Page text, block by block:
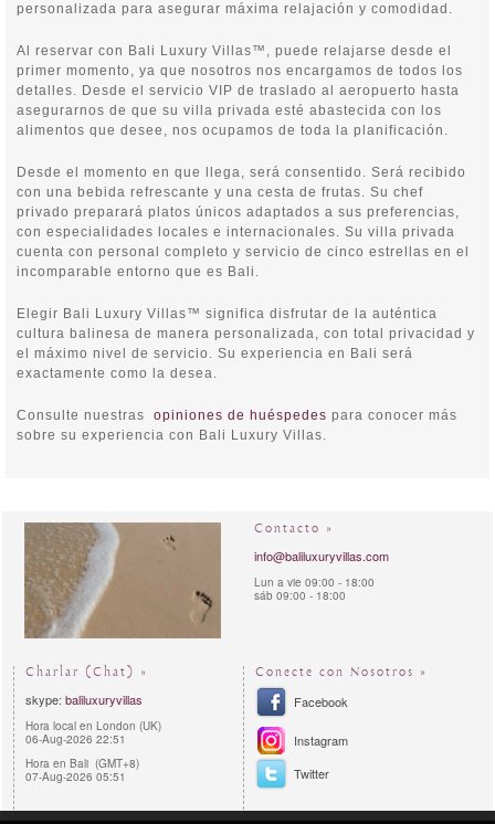
personalizada para asegurar máxima relajación y comodidad.
Al reservar con Bali Luxury Villas™, puede relajarse desde el
primer momento, ya que nosotros nos encargamos de todos los
detalles. Desde el servicio VIP de traslado al aeropuerto hasta
asegurarnos de que su villa privada esté abastecida con los
alimentos que desee, nos ocupamos de toda la planificación.
Desde el momento en que llega, será consentido. Será recibido
con una bebida refrescante y una cesta de frutas. Su chef
privado preparará platos únicos adaptados a sus preferencias,
con especialidades locales e internacionales. Su villa privada
cuenta con personal completo y servicio de cinco estrellas en el
incomparable entorno que es Bali.
Elegir Bali Luxury Villas™ significa disfrutar de la auténtica
cultura balinesa de manera personalizada, con total privacidad y
el máximo nivel de servicio. Su experiencia en Bali será
exactamente como la desea.
Consulte nuestras opiniones de huéspedes para conocer más
sobre su experiencia con Bali Luxury Villas.
Contacto »
info@baliluxuryvillas.com
Lun a vie 09:00 - 18:00
sáb 09:00 - 18:00
Charlar (Chat) »
skype: baliluxuryvillas
Hora local en London (UK)
06-Aug-2026 22:51
Hora en Bali (GMT+8)
07-Aug-2026 05:51
Conecte con Nosotros »
Facebook
Instagram
Twitter